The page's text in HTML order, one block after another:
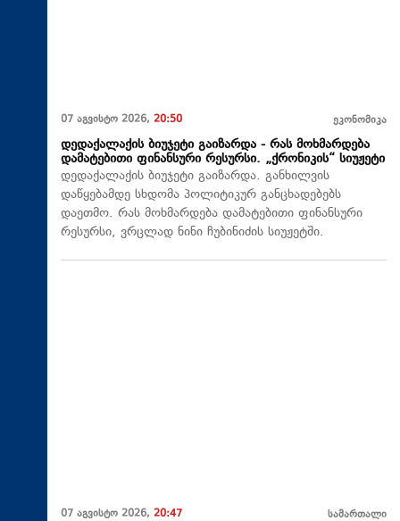
07 აგვისტო 2026, 20:50 ეკონომიკა
დედაქალაქის ბიუჯეტი გაიზარდა - რას მოხმარდება
დამატებითი ფინანსური რესურსი. „ქრონიკის“ სიუჟეტი
დედაქალაქის ბიუჯეტი გაიზარდა. განხილვის
დაწყებამდე სხდომა პოლიტიკურ განცხადებებს
დაეთმო. რას მოხმარდება დამატებითი ფინანსური
რესურსი, ვრცლად ნინი ჩუბინიძის სიუჟეტში.
07 აგვისტო 2026, 20:47 სამართალი